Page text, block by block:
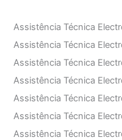
Assistência Técnica
Assistência Técnica
Assistência Técnica
Assistência Técnica
Assistência Técnica
Assistência Técnica
Assistência Técnica